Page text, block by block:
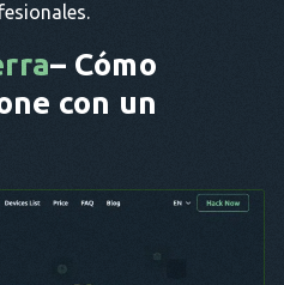
– Cómo
con un